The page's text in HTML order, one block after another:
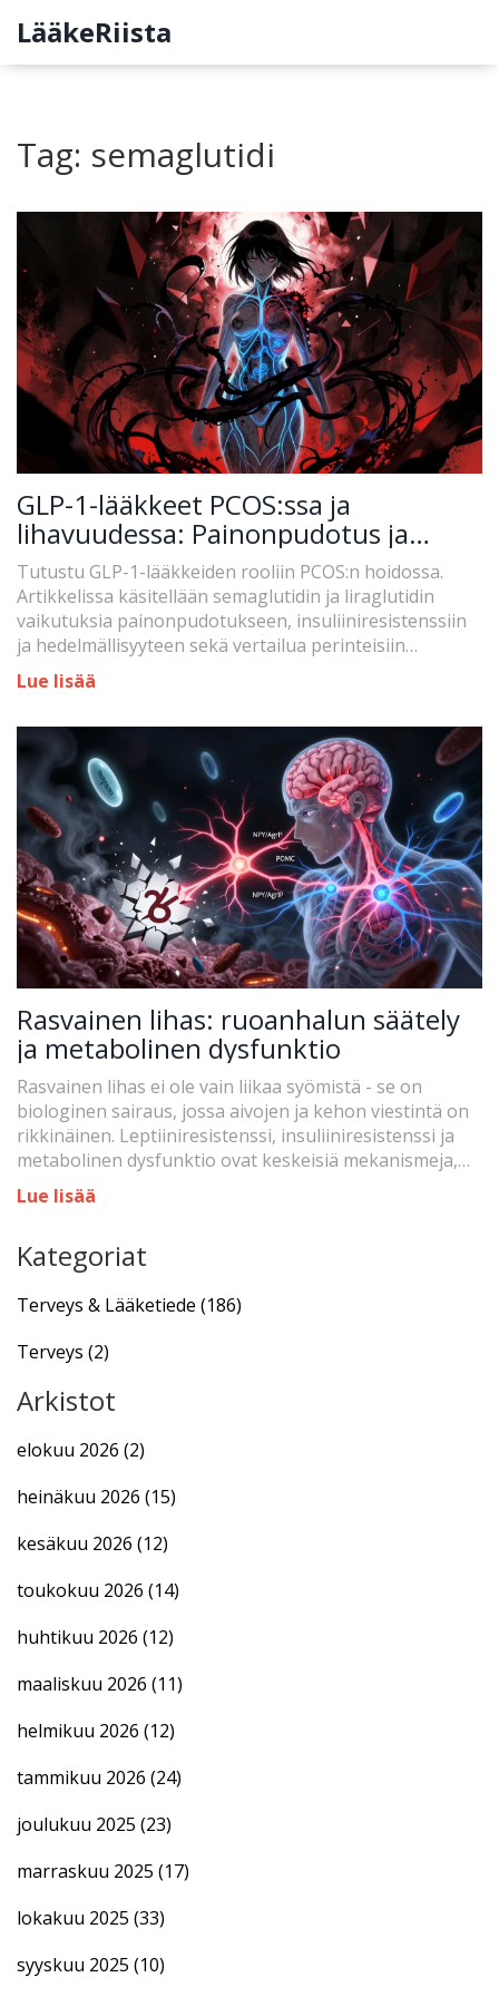
LääkeRiista
Tag: semaglutidi
GLP-1-lääkkeet PCOS:ssa ja
lihavuudessa: Painonpudotus ja
metaboliset hyödyt
Tutustu GLP-1-lääkkeiden rooliin PCOS:n hoidossa.
Artikkelissa käsitellään semaglutidin ja liraglutidin
vaikutuksia painonpudotukseen, insuliiniresistenssiin
ja hedelmällisyyteen sekä vertailua perinteisiin
hoitomuotoihin.
Lue lisää
Rasvainen lihas: ruoanhalun säätely
ja metabolinen dysfunktio
Rasvainen lihas ei ole vain liikaa syömistä - se on
biologinen sairaus, jossa aivojen ja kehon viestintä on
rikkinäinen. Leptiiniresistenssi, insuliiniresistenssi ja
metabolinen dysfunktio ovat keskeisiä mekanismeja,
joita uudet hoitomuodot kohdistavat.
Lue lisää
Kategoriat
Terveys & Lääketiede (186)
Terveys (2)
Arkistot
elokuu 2026 (2)
heinäkuu 2026 (15)
kesäkuu 2026 (12)
toukokuu 2026 (14)
huhtikuu 2026 (12)
maaliskuu 2026 (11)
helmikuu 2026 (12)
tammikuu 2026 (24)
joulukuu 2025 (23)
marraskuu 2025 (17)
lokakuu 2025 (33)
syyskuu 2025 (10)